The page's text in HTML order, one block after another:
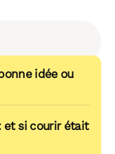
idée ou
et si courir était